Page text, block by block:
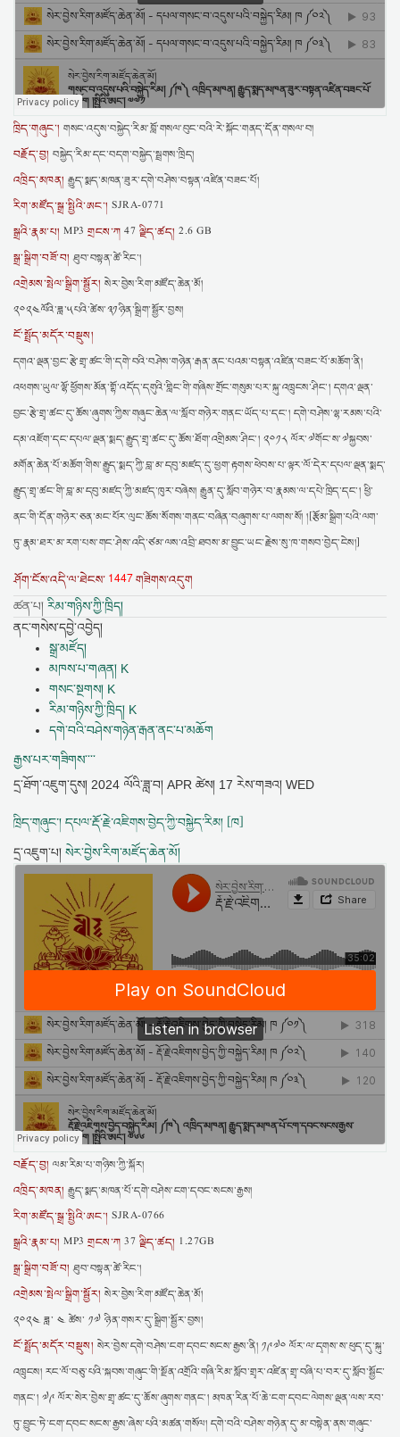
ཁྲིད་གཞུང་། གསང་འདུས་བསྐྱེད་རིམ་བློ་གསལ་བུང་བའི་རེ་སྐོང་གནད་དོན་གསལ་བ།
བརྗོད་བྱ། བསྐྱེད་རིམ་དང་བདག་བསྐྱེད་སྦྲགས་ཁྲིད།
འཁྲིད་མཁན། རྒྱུད་སྨད་མཁན་ཟུར་དགེ་བཤེས་བསྟན་འཛིན་བཟང་པོ།
རིག་མཛོད་སྒྲ་སྤྱིའི་ཨང་། SJRA-0771
སྒྲའི་རྣམ་པ། MP3 གྲངས་ཀ47 ལྗིད་ཚད།2.6 GB
སྒྲ་སྒྲིག་བཟོ་བ། ཐུབ་བསྟན་ཚེ་རིང་།
འགྲེམས་སྤེལ་སྒྲིག་སྦྱོར། སེར་བྱེས་རིག་མཛོད་ཆེན་མོ།
༢༠༢༤ལོའི་ཟླ་༥པའི་ཚེས་༣༡ཉིན་སྒྲིག་སྦྱོར་བྱས།
ངོ་སྤྲོད་མདོར་བསྡུས།
དགའ་ལྡན་བྱང་རྩེ་གྲྭ་ཚང་གི་དགེ་བའི་བཤེས་གཉེན་རྒན་ནང་པའམ་བསྟན་འཛིན་བཟང་པོ་མཆོག་ནི།
འཕགས་ཡུལ་ལྷོ་ཕྱོགས་མོན་གྷོ་འདོད་དགུའི་གླིང་གི་གཞིས་གྲོང་གསུམ་པར་སྐུ་འཁྲུངས་ཤིང་། དགའ་ལྡན་
བྱང་རྩེ་གྲྭ་ཚང་དུ་ཆོས་ཞུགས་ཀྱིས་གཞུང་ཆེན་ལ་སློབ་གཉེར་གནང་ཡོད་པ་དང་། དགེ་བཤེས་ལྷ་རམས་པའི་
དམ་འཇོག་དང་དཔལ་ལྡན་སྨད་རྒྱུད་གྲྭ་ཚང་དུ་ཆོས་ཐོག་འགྲིམས་ཤིང་། ༢༠༡༨ ལོར་༧གོང་ས་༧སྐྱབས་
མགོན་ཆེན་པོ་མཆོག་གིས་རྒྱུད་སྨད་ཀྱི་བླ་མ་དབུ་མཛད་དུ་ཕྱག་རྟགས་ཕེབས་པ་ལྟར་ལོ་དེར་དཔལ་ལྡན་སྨད་
རྒྱུད་གྲྭ་ཚང་གི་བླ་མ་དབུ་མཛད་ཀྱི་མཛད་ཁུར་བཞེས། རྒྱུན་དུ་སློབ་གཉེར་བ་རྣམས་ལ་དཔེ་ཁྲིད་དང་། ཕྱི་
ནང་གི་དོན་གཉེར་ཅན་མང་པོར་ལུང་ཆོས་སོགས་གནང་བཞིན་བཞུགས་པ་ལགས་སོ། །[རྩོམ་སྒྲིག་པའི་ལག་
ཏུ་རྣམ་ཐར་མ་རག་པས་གང་ཤེས་འདི་ཙམ་ལས་འབྲི་ཐབས་མ་བྱུང་ཡང་རྗེས་སུ་ཁ་གསབ་བྱེད་ངེས།]
ཤོག་ངོས་འདི་ལ་ཐེངས་ 1447གཟིགས་འདུག
ཚན་པ། རིམ་གཉིས་ཀྱི་ཁྲིད།
ནང་གསེས་དབྱེ་འབྱེད།
སྒྲ་མཛོད།
མཁས་པ་གཞན། K
གསང་སྔགས། K
རིམ་གཉིས་ཀྱི་ཁྲིད། K
དགེ་བའི་བཤེས་གཉེན་རྒན་ནང་པ་མཆོག
རྒྱས་པར་གཟིགས་་་་
དྲ་ཐོག་འཇུག་དུས། 2024 ལོའི་ཟླ་བ། APR ཚེས། 17 རེས་གཟའ། WED
ཁྲིད་གཞུང་། དཔལ་རྡོ་རྗེ་འཇིགས་བྱེད་ཀྱི་བསྐྱེད་རིམ། [ཁ]
དྲ་འཇུག་པ། སེར་བྱེས་རིག་མཛོད་ཆེན་མོ།
བརྗོད་བྱ། ལམ་རིམ་པ་གཉིས་ཀྱི་སྐོར།
འཁྲིད་མཁན། རྒྱུད་སྨད་མཁན་པོ་དགེ་བཤེས་ངག་དབང་སངས་རྒྱས།
རིག་མཛོད་སྒྲ་སྤྱིའི་ཨང་། SJRA-0766
སྒྲའི་རྣམ་པ། MP3གྲངས་ཀ 37 ལྗིད་ཚད། 1.27GB
སྒྲ་སྒྲིག་བཟོ་བ། ཐུབ་བསྟན་ཚེ་རིང་།
འགྲེམས་སྤེལ་སྒྲིག་སྦྱོར། སེར་བྱེས་རིག་མཛོད་ཆེན་མོ།
༢༠༢༤ ཟླ་ ༤ ཚེས་ ༡༧ ཉིན་གསར་དུ་སྒྲིག་སྦྱོར་བྱས།
ངོ་སྤྲོད་མདོར་བསྡུས། སེར་བྱེས་དགེ་བཤེས་ངག་དབང་སངས་རྒྱས་ནི། ༡༩༧༠ ལོར་ལ་དྭགས་ས་ཕུད་དུ་སྐུ་
འཁྲུངས། རང་ལོ་བཅུ་པའི་སྐབས་གཞུང་གི་སྔོན་འགྲོའི་གཞི་རིམ་སློབ་གྲྭར་འཛིན་གྲྭ་བཞི་པ་བར་དུ་སློབ་སྦྱོང་
གནང་། ༧༩ ལོར་སེར་བྱེས་གྲྭ་ཚང་དུ་ཆོས་ཞུགས་གནང་། མཁན་རིན་པོ་ཆེ་ངག་དབང་ལེགས་ལྡན་ལས་རབ་
ཏུ་བྱུང་ཏེ་ངག་དབང་སངས་རྒྱས་ཞེས་པའི་མཚན་གསོལ། དགེ་བའི་བཤེས་གཉེན་དུ་མ་བསྟེན་ནས་གཞུང་